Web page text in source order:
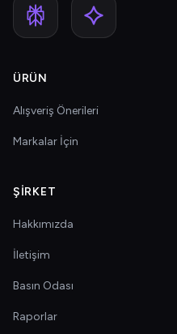
ÜRÜN
Alışveriş Önerileri
Markalar İçin
ŞIRKET
Hakkımızda
İletişim
Basın Odası
Raporlar